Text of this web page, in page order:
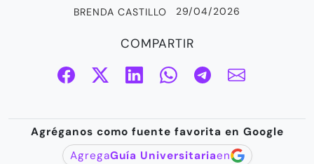
BRENDA CASTILLO 29/04/2026
COMPARTIR
Agréganos como fuente favorita en Google
AgregaGuía Universitariaen